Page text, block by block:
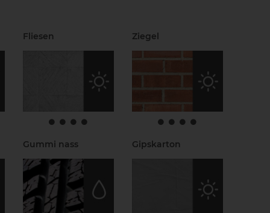
Fliesen Ziegel
Gummi nass Gipskarton